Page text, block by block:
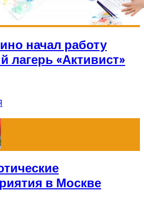
начал работу
лагерь «Активист»
в Москве